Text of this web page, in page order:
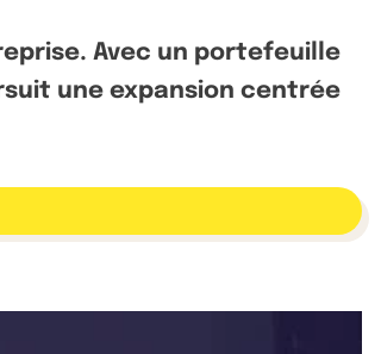
Avec un portefeuille
une expansion centrée